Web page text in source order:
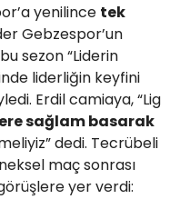
yenilince tek
Gebzespor’un
sezon “Liderin
liderliğin keyfini
Erdil camiaya, “Lig
sağlam basarak
dedi. Tecrübeli
maç sonrası
yer verdi: